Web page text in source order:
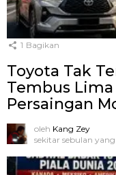
1 Bagikan
Toyota Tak
Tembus
Persaingan
oleh Kang Zey
sekitar sebulan